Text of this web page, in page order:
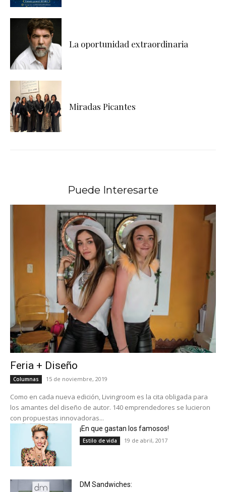
La oportunidad extraordinaria
Miradas Picantes
Puede Interesarte
Feria + Diseño
Columnas 15 de noviembre, 2019
Como en cada nueva edición, Livingroom es la cita obligada para
los amantes del diseño de autor. 140 emprendedores se lucieron
con propuestas innovadoras...
¡En que gastan los famosos!
Estilo de vida 19 de abril, 2017
DM Sandwiches: